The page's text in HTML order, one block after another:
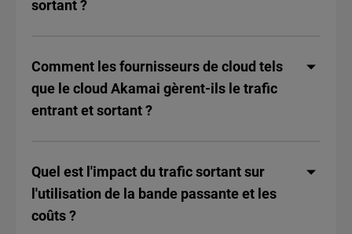
sortant ?
Comment les fournisseurs de cloud tels
que le cloud Akamai gèrent-ils le trafic
entrant et sortant ?
Quel est l'impact du trafic sortant sur
l'utilisation de la bande passante et les
coûts ?